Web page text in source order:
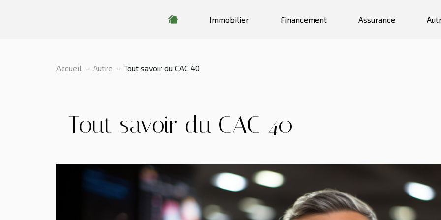
Immobilier Financement Assurance
Accueil Autre Tout savoir du CAC 40
Tout savoir du CAC 40